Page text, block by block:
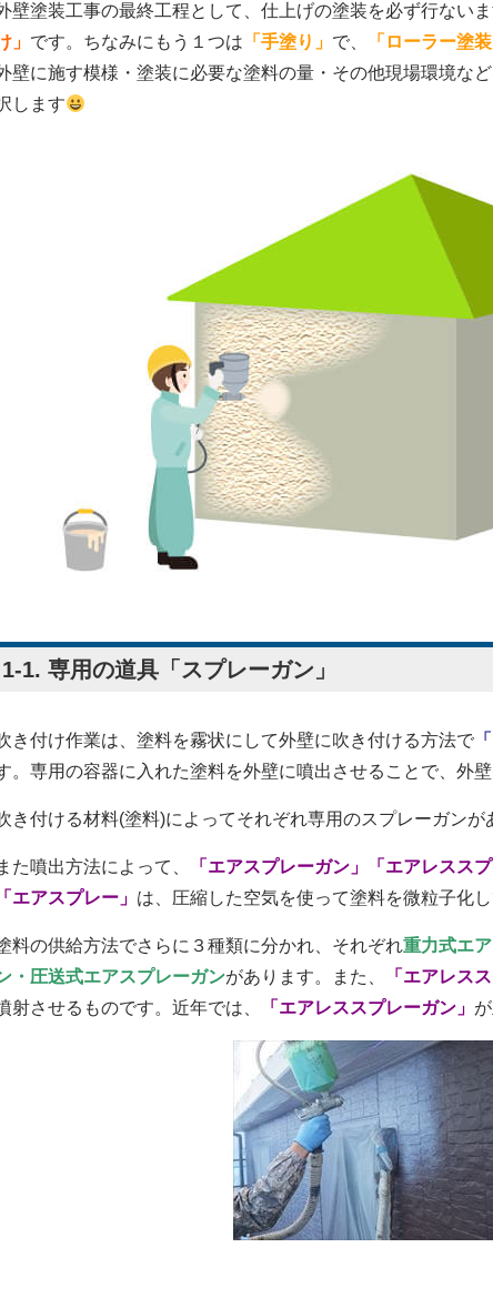
壁塗装工事の最終工程として、仕上げの塗装を必ず行ない
」 です。ちなみにもう１つは 「手塗り」 で、 「ローラー塗装
壁に施す模様・塗装に必要な塗料の量・その他現場環境な
します
1-1. 専用の道具「スプレーガン」
き付け作業は、塗料を霧状にして外壁に吹き付ける方法で
。専用の容器に入れた塗料を外壁に噴出させることで、外
き付ける材料(塗料)によってそれぞれ専用のスプレーガンが
た噴出方法によって、 「エアスプレーガン」「エアレススプ
「エアスプレー」 は、圧縮した空気を使って塗料を微粒子化し
料の供給方法でさらに３種類に分かれ、それぞれ重力式エ
・圧送式エアスプレーガンがあります。また、 「エアレス
射させるものです。近年では、
「エアレススプレーガン」